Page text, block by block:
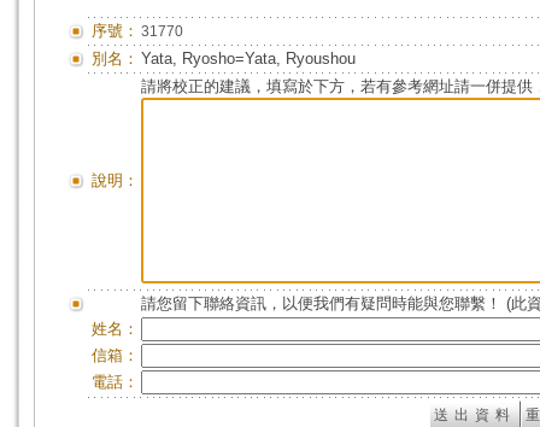
序號： 31770
別名： Yata, Ryosho=Yata, Ryoushou
說明：
請將校正的建議，填寫於下方，若有參考網址請一併提供
請您留下聯絡資訊，以便我們有疑問時能與您聯繫！ (此
姓名：
信箱：
電話：